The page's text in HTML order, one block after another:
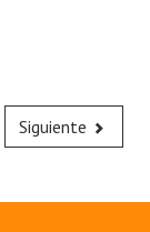
Siguiente